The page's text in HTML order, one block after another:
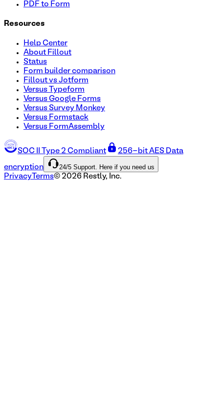
PDF to Form
Resources
Help Center
About Fillout
Status
Form builder comparison
Fillout vs Jotform
Versus Typeform
Versus Google Forms
Versus Survey Monkey
Versus Formstack
Versus FormAssembly
SOC II Type 2 Compliant 256-bit AES Data
encryption 24/5 Support. Here if you need us
Privacy Terms© 2026 Restly, Inc.